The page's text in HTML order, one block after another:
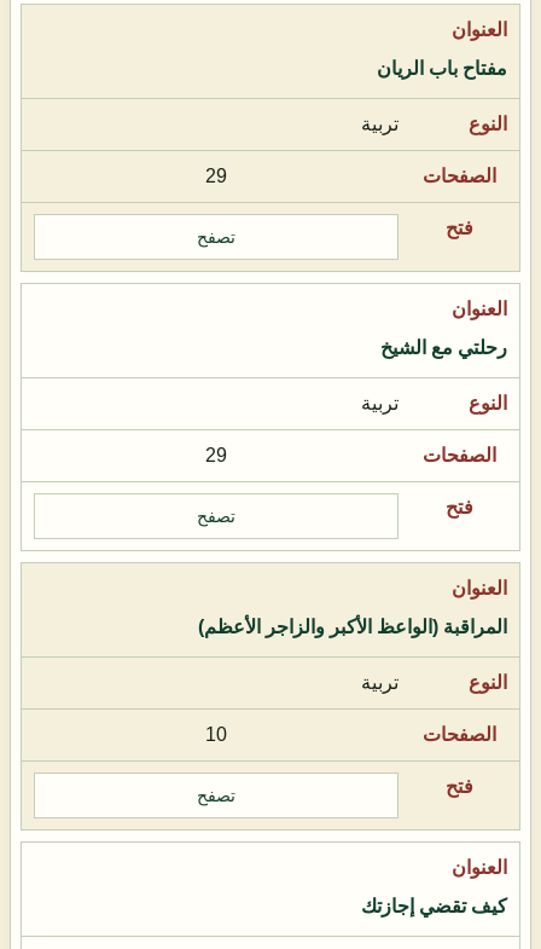
مفتاح باب الريان
تربية
29
تصفح
رحلتي مع الشيخ
تربية
29
تصفح
المراقبة (الواعظ الأكبر والزاجر الأعظم)
تربية
10
تصفح
كيف تقضي إجازتك